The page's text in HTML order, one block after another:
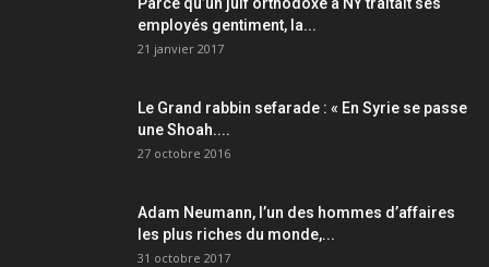
employés gentiment, la...
21 janvier 2017
Le Grand rabbin sefarade : « En Syrie se passe
une Shoah....
27 octobre 2016
Adam Neumann, l’un des hommes d’affaires
les plus riches du monde,...
31 octobre 2017